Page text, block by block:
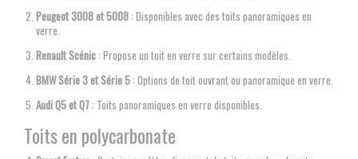
Peugeot 3008 et 5008: Disponibles avec des toits panoramiques en
verre.
Renault Scénic: Propose un toit en verre sur certains modèles.
BMW Série 3 et Série 5: Options de toit ouvrant ou panoramique en verre.
Audi Q5 et Q7: Toits panoramiques en verre disponibles.
Toits en polycarbonate